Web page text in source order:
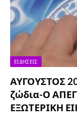
ΕΙΔΉΣΕΙΣ
ΑΥΓΟΥΣΤΟΣ
ζώδια-Ο
ΕΞΩΤΕΡΙΚΗ